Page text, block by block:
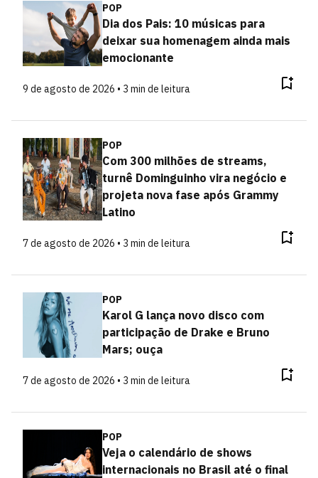
POP
Dia dos Pais: 10 músicas para
deixar sua homenagem ainda mais
emocionante
9 de agosto de 2026 • 3 min de leitura
POP
Com 300 milhões de streams,
turnê Dominguinho vira negócio e
projeta nova fase após Grammy
Latino
7 de agosto de 2026 • 3 min de leitura
POP
Karol G lança novo disco com
participação de Drake e Bruno
Mars; ouça
7 de agosto de 2026 • 3 min de leitura
POP
Veja o calendário de shows
internacionais no Brasil até o final